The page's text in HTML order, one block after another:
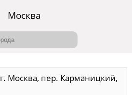
Москва
г. Москва, пер. Карманицкий,